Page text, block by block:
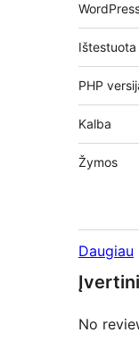
Ištestuota
PHP
Kalba
Žymos
Daugiau
No